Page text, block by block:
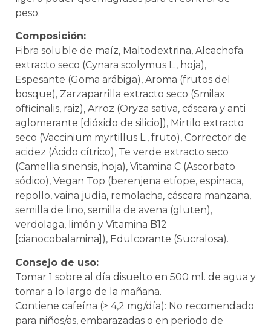
peso.
Composición:
Fibra soluble de maíz, Maltodextrina, Alcachofa
extracto seco (Cynara scolymus L., hoja),
Espesante (Goma arábiga), Aroma (frutos del
bosque), Zarzaparrilla extracto seco (Smilax
officinalis, raiz), Arroz (Oryza sativa, cáscara y anti
aglomerante [dióxido de silicio]), Mirtilo extracto
seco (Vaccinium myrtillus L., fruto), Corrector de
acidez (Ácido cítrico), Te verde extracto seco
(Camellia sinensis, hoja), Vitamina C (Ascorbato
sódico), Vegan Top (berenjena etíope, espinaca,
repollo, vaina judía, remolacha, cáscara manzana,
semilla de lino, semilla de avena (gluten),
verdolaga, limón y Vitamina B12
[cianocobalamina]), Edulcorante (Sucralosa).
Consejo de uso:
Tomar 1 sobre al día disuelto en 500 ml. de agua y
tomar a lo largo de la mañana.
Contiene cafeína (> 4,2 mg/día): No recomendado
para niños/as, embarazadas o en periodo de